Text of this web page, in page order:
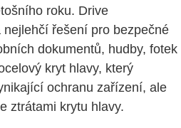
roku. Drive
řešení pro bezpečné
dokumentů, hudby, fotek
kryt hlavy, který
ochranu zařízení, ale
ztrátami krytu hlavy.